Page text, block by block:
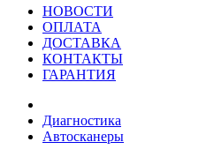
НОВОСТИ
ОПЛАТА
ДОСТАВКА
КОНТАКТЫ
ГАРАНТИЯ
Диагностика
Автосканеры